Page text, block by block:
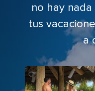
no hay
tus
a